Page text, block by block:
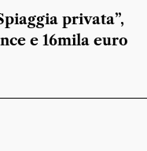
privata”,
e 16mila euro